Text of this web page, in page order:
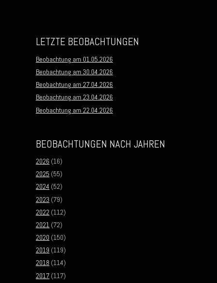
LETZTE BEOBACHTUNGEN
Beobachtung am 01.05.2026
Beobachtung am 30.04.2026
Beobachtung am 27.04.2026
Beobachtung am 23.04.2026
Beobachtung am 22.04.2026
BEOBACHTUNGEN NACH JAHREN
2026 (16)
2025 (55)
2024 (52)
2023 (79)
2022 (112)
2021 (72)
2020 (150)
2019 (119)
2018 (114)
2017 (117)